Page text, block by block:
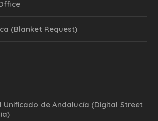
(Blanket Request)
Unificado de Andalucía (Digital Street